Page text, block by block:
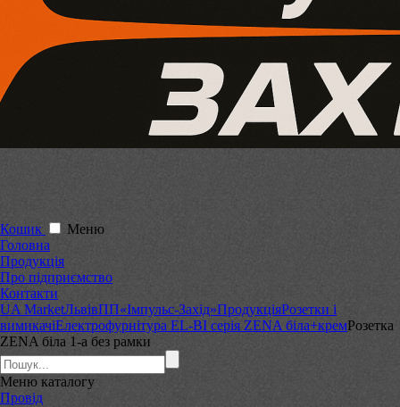
Кошик
Меню
Головна
Продукція
Про підприємство
Контакти
UA MarketЛьвівПП«Імпульс-Захід»ПродукціяРозетки і
вимикачіЕлектрофурнітура EL-BI серія ZENA біла+кремРозетка
ZENA біла 1-а без рамки
Меню каталогу
Провід